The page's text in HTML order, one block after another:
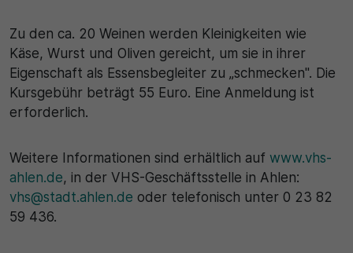
Zu den ca. 20 Weinen werden Kleinigkeiten wie
Käse, Wurst und Oliven gereicht, um sie in ihrer
Eigenschaft als Essensbegleiter zu „schmecken". Die
Kursgebühr beträgt 55 Euro. Eine Anmeldung ist
erforderlich.
Weitere Informationen sind erhältlich auf www.vhs-
ahlen.de, in der VHS-Geschäftsstelle in Ahlen:
vhs@stadt.ahlen.de oder telefonisch unter 0 23 82
59 436.
Wird für statistische Zwecke verwendet, um
vorübergehende Daten des Besuchs zu speichern.